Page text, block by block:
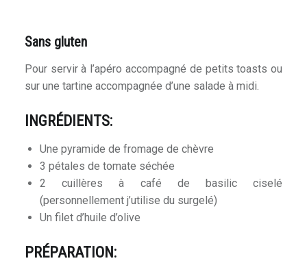
Sans gluten
Pour servir à l’apéro accompagné de petits toasts ou
sur une tartine accompagnée d’une salade à midi.
INGRÉDIENTS:
Une pyramide de fromage de chèvre
3 pétales de tomate séchée
2 cuillères à café de basilic ciselé
(personnellement j’utilise du surgelé)
Un filet d’huile d’olive
PRÉPARATION: